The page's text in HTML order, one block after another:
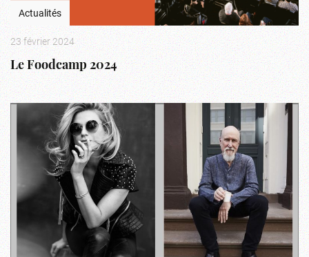
Actualités
23 février 2024
Le Foodcamp 2024